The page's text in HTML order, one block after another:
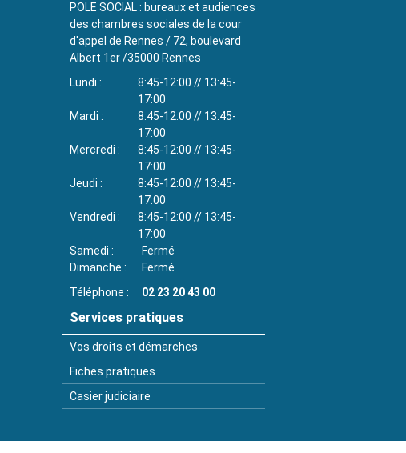
POLE SOCIAL : bureaux et audiences
des chambres sociales de la cour
d'appel de Rennes / 72, boulevard
Albert 1er /35000 Rennes
Lundi
8:45-12:00 // 13:45-
17:00
Mardi
8:45-12:00 // 13:45-
17:00
Mercredi
8:45-12:00 // 13:45-
17:00
Jeudi
8:45-12:00 // 13:45-
17:00
Vendredi
8:45-12:00 // 13:45-
17:00
Samedi
Fermé
Dimanche
Fermé
Téléphone
02 23 20 43 00
Services pratiques
Vos droits et démarches
Fiches pratiques
Casier judiciaire